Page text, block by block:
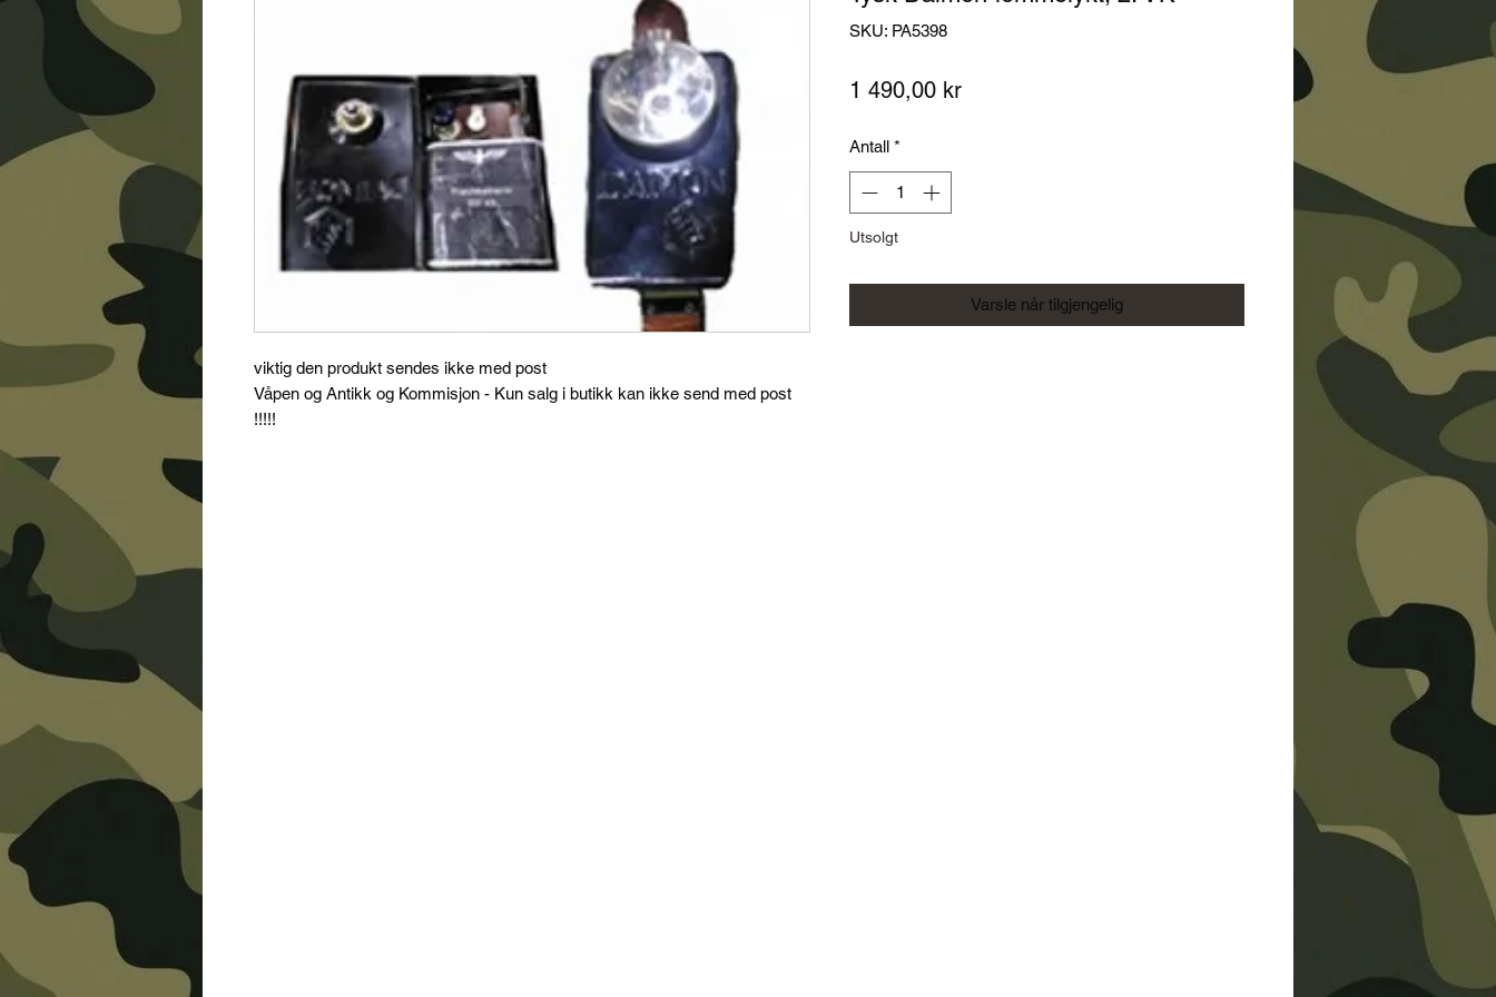
viktig den produkt sendes ikke med post
Våpen og Antikk og Kommisjon - Kun salg i butikk kan ikke send med post
!!!!!
SKU: PA5398
1 490,00 krPris
Antall *
Utsolgt
Varsle når tilgjengelig